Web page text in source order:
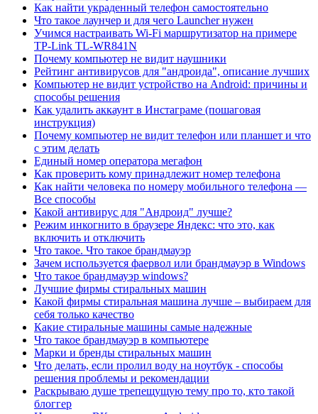
Как найти украденный телефон самостоятельно
Что такое лаунчер и для чего Launcher нужен
Учимся настраивать Wi-Fi маршрутизатор на примере
TP-Link TL-WR841N
Почему компьютер не видит наушники
Рейтинг антивирусов для "андроида", описание лучших
Компьютер не видит устройство на Android: причины и
способы решения
Как удалить аккаунт в Инстаграме (пошаговая
инструкция)
Почему компьютер не видит телефон или планшет и что
с этим делать
Единый номер оператора мегафон
Как проверить кому принадлежит номер телефона
Как найти человека по номеру мобильного телефона —
Все способы
Какой антивирус для "Андроид" лучше?
Режим инкогнито в браузере Яндекс: что это, как
включить и отключить
Что такое. Что такое брандмауэр
Зачем используется фаервол или брандмауэр в Windows
Что такое брандмауэр windows?
Лучшие фирмы стиральных машин
Какой фирмы стиральная машина лучше – выбираем для
себя только качество
Какие стиральные машины самые надежные
Что такое брандмауэр в компьютере
Марки и бренды стиральных машин
Что делать, если пролил воду на ноутбук - способы
решения проблемы и рекомендации
Раскрываю душе трепещущую тему про то, кто такой
блоггер